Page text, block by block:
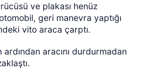
ve plakası henüz
geri manevra yaptığı
vito araca çarptı.
ardından aracını durdurmadan